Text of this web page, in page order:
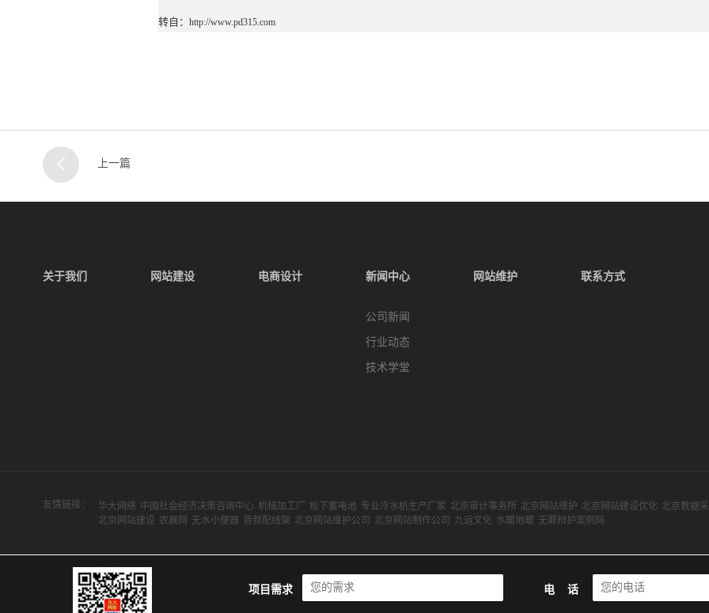
转自： http://www.pd315.com
上一篇
关于我们 网站建设 电商设计 新闻中心
公司新闻
行业动态
技术学堂
网站维护 联系方式
友情链接： 华大网络 中国社会经济决策咨询中心 机械加工厂 松下蓄电池 专业冷水机生产厂家 北京审计事务所 北京网站维护 北京网站建设优化 北京数据
北京网站建设 农展网 无水小便器 音频配线架 北京网站维护公司 北京网站制作公司 九运文化 水暖地暖 无罪辩护案例网
项目需求 电 话